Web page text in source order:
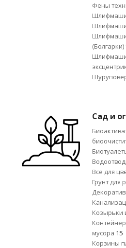
Фены
(Болгарки)
Сад и
Все для
Грунт для
Козырьки
мусора 15
Корзины